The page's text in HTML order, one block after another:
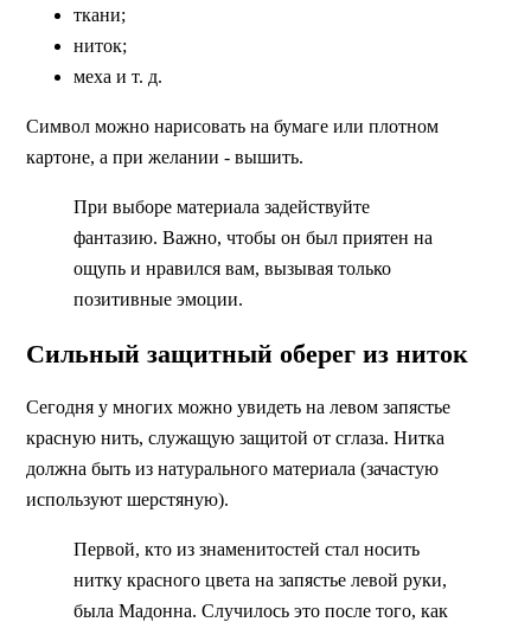
ткани;
ниток;
меха и т. д.
Символ можно нарисовать на бумаге или плотном
картоне, а при желании - вышить.
При выборе материала задействуйте
фантазию. Важно, чтобы он был приятен на
ощупь и нравился вам, вызывая только
позитивные эмоции.
Сильный защитный оберег из ниток
Сегодня у многих можно увидеть на левом запястье
красную нить, служащую защитой от сглаза. Нитка
должна быть из натурального материала (зачастую
используют шерстяную).
Первой, кто из знаменитостей стал носить
нитку красного цвета на запястье левой руки,
была Мадонна. Случилось это после того, как